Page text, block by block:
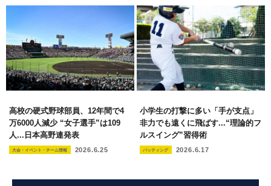
高校の硬式野球部員、12年間で4
万6000人減少 “女子選手”は109
人...日本高野連発表
大会・イベント・チーム情報 2026.6.25
小学生の打撃に多い「手が支点」
非力でも遠くに飛ばす...“理論的フ
ルスイング”習得術
バッティング 2026.6.17